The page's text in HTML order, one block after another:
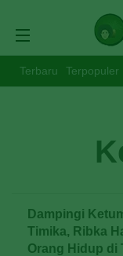
Terbaru Terpopuler
Dampingi
Timika, Ribka
Orang Hidup di